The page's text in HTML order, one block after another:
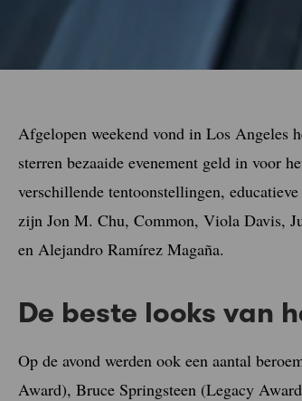
Afgelopen weekend vond in Los Angeles
sterren bezaaide evenement geld in voor
verschillende tentoonstellingen,
zijn Jon M. Chu, Common, Viola Davis,
en Alejandro Ramírez Magaña.
De beste looks van
Op de avond werden ook een aantal
Award), Bruce Springsteen (Legacy